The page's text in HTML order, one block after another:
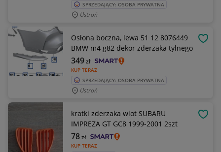
SPRZEDAJĄCY: OSOBA PRYWATNA
Ustroń
Osłona boczna, lewa 51 12 8076449
BMW m4 g82 dekor zderzaka tylnego
KUP TERAZ
349zł
SPRZEDAJĄCY: OSOBA PRYWATNA
Ustroń
kratki zderzaka wlot SUBARU
IMPREZA GT GC8 1999-2001 2szt
KUP TERAZ
78zł